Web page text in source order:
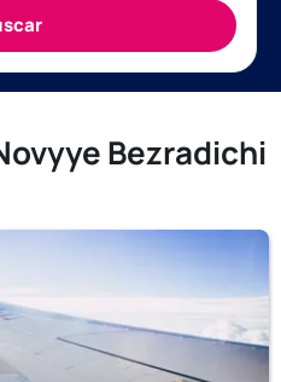
Bezradichi